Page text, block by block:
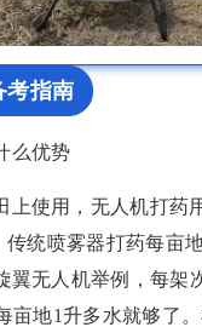
考指南
么优势
使用，无人机打药
传统喷雾器打药每亩
翼无人机举例，每架
亩地1升多水就够了